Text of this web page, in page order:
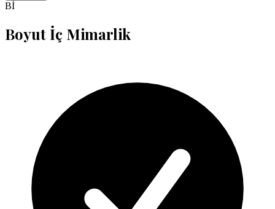
Bİ
Boyut İç Mimarlik